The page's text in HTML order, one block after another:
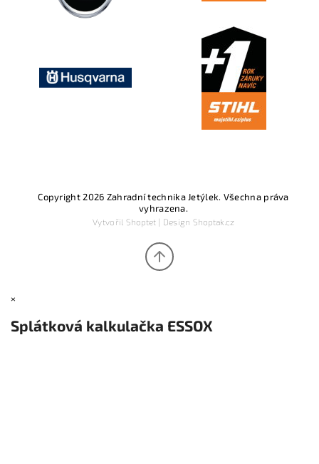
Copyright 2026 Zahradní technika Jetýlek. Všechna práva
vyhrazena.
Vytvořil Shoptet| Design Shoptak.cz
×
Splátková kalkulačka ESSOX